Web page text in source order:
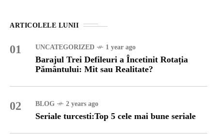
ARTICOLELE LUNII
01 UNCATEGORIZED 1 year ago
Barajul Trei Defileuri a Încetinit Rotația
Pământului: Mit sau Realitate?
02 BLOG 2 years ago
Seriale turcesti:Top 5 cele mai bune seriale